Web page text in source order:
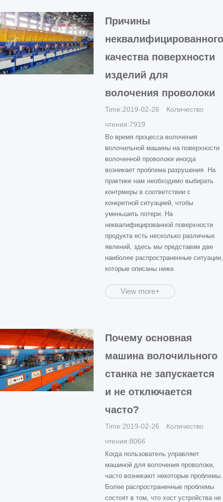
Причины
неквалифицированного
качества поверхности
изделий для
волочения проволоки
Time:2019-02-26 Количество
чтения:7919
Во время процесса волочения
волочильной машины на поверхности
волоченной проволоки иногда
возникает проблема разрушения. На
практике нам необходимо выбирать
контрмеры в соответствии с
конкретной ситуацией, чтобы
уменьшить потери. На
неквалифицированной поверхности
продукта есть несколько различных
явлений, здесь мы представим две
наиболее распространенные ситуации,
которые описаны ниже.
View more+
Почему основная
машина волочильного
станка не запускается
и не отключается
часто?
Time:2019-02-26 Количество
чтения:8066
Когда пользователь управляет
машиной для волочения проволоки,
часто возникают некоторые проблемы.
Более распространенные проблемы
состоят в том, что хост устройства не